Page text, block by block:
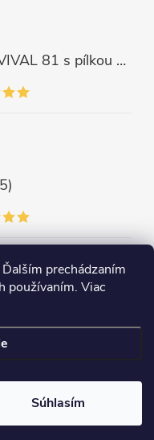
prechádzaním
používaním. Viac
Súhlasím
Nôž RAKÚSKY GLOCK SURVIVAL 81 s pílkou ZELENÝ
nôž
práva vyhradené.